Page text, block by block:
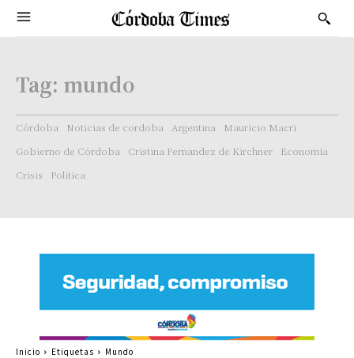
Tag: mundo
Córdoba Noticias de cordoba Argentina
Mauricio Macri
Gobierno de Córdoba
Cristina Fernandez de Kirchner
Economía
Crisis
Politica
Inicio Etiquetas Mundo